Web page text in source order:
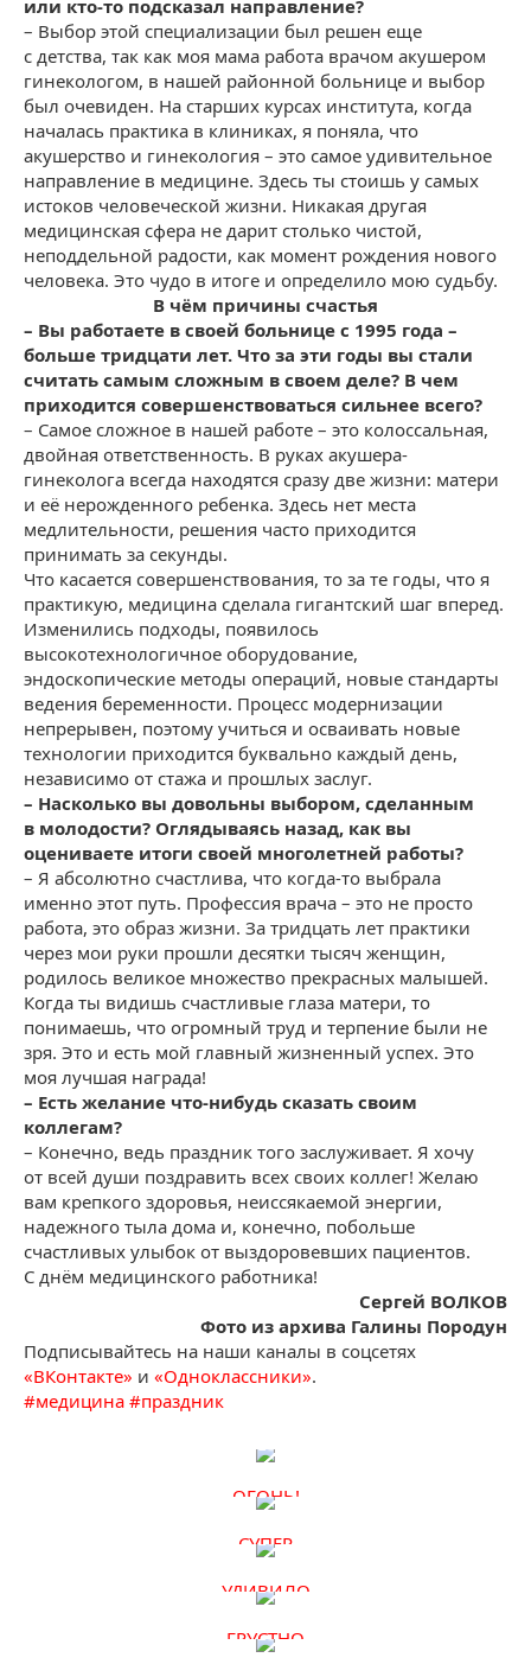
или кто-то подсказал направление?
– Выбор этой специализации был решен еще
с детства, так как моя мама работа врачом акушером
гинекологом, в нашей районной больнице и выбор
был очевиден. На старших курсах института, когда
началась практика в клиниках, я поняла, что
акушерство и гинекология – это самое удивительное
направление в медицине. Здесь ты стоишь у самых
истоков человеческой жизни. Никакая другая
медицинская сфера не дарит столько чистой,
неподдельной радости, как момент рождения нового
человека. Это чудо в итоге и определило мою судьбу.
В чём причины счастья
– Вы работаете в своей больнице с 1995 года –
больше тридцати лет. Что за эти годы вы стали
считать самым сложным в своем деле? В чем
приходится совершенствоваться сильнее всего?
– Самое сложное в нашей работе – это колоссальная,
двойная ответственность. В руках акушера-
гинеколога всегда находятся сразу две жизни: матери
и её нерожденного ребенка. Здесь нет места
медлительности, решения часто приходится
принимать за секунды.
Что касается совершенствования, то за те годы, что я
практикую, медицина сделала гигантский шаг вперед.
Изменились подходы, появилось
высокотехнологичное оборудование,
эндоскопические методы операций, новые стандарты
ведения беременности. Процесс модернизации
непрерывен, поэтому учиться и осваивать новые
технологии приходится буквально каждый день,
независимо от стажа и прошлых заслуг.
– Насколько вы довольны выбором, сделанным
в молодости? Оглядываясь назад, как вы
оцениваете итоги своей многолетней работы?
– Я абсолютно счастлива, что когда-то выбрала
именно этот путь. Профессия врача – это не просто
работа, это образ жизни. За тридцать лет практики
через мои руки прошли десятки тысяч женщин,
родилось великое множество прекрасных малышей.
Когда ты видишь счастливые глаза матери, то
понимаешь, что огромный труд и терпение были не
зря. Это и есть мой главный жизненный успех. Это
моя лучшая награда!
– Есть желание что-нибудь сказать своим
коллегам?
– Конечно, ведь праздник того заслуживает. Я хочу
от всей души поздравить всех своих коллег! Желаю
вам крепкого здоровья, неиссякаемой энергии,
надежного тыла дома и, конечно, побольше
счастливых улыбок от выздоровевших пациентов.
С днём медицинского работника!
Сергей ВОЛКОВ
Фото из архива Галины Породун
Подписывайтесь на наши каналы в соцсетях
«ВКонтакте» и «Одноклассники».
#медицина #праздник
ОГОНЬ!
СУПЕР
УДИВИЛО
ГРУСТНО